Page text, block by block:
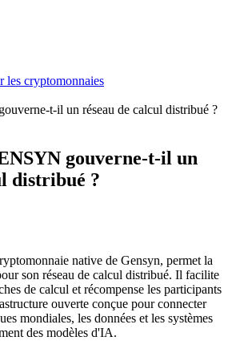
les cryptomonnaies
t-il un réseau de calcul distribué ?
gouverne-t-il un
distribué ?
native de Gensyn, permet la
son réseau de calcul distribué. Il facilite
de calcul et récompense les participants
ouverte conçue pour connecter
mondiales, les données et les systèmes
des modèles d'IA.